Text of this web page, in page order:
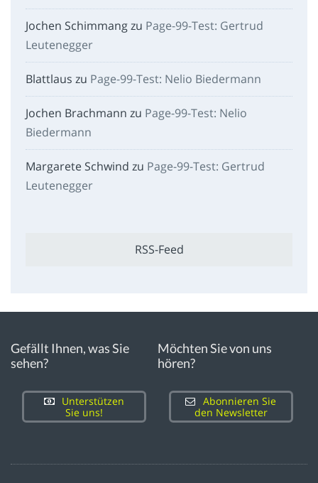
Jochen Schimmangzu Page-99-Test: Gertrud
Leutenegger
Blattlaus zu Page-99-Test: Nelio Biedermann
Jochen Brachmann zu Page-99-Test: Nelio
Biedermann
Margarete Schwind zu Page-99-Test: Gertrud
Leutenegger
RSS-Feed
Gefällt Ihnen, was Sie
sehen?
Unterstützen
Sie uns!
Möchten Sie von uns
hören?
Abonnieren Sie
den Newsletter